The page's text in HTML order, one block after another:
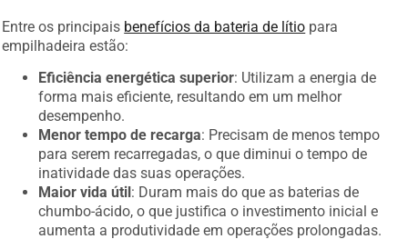
Entre os principais benefícios da bateria de lítio para
empilhadeira estão:
Eficiência energética superior: Utilizam a energia de
forma mais eficiente, resultando em um melhor
desempenho.
Menor tempo de recarga: Precisam de menos tempo
para serem recarregadas, o que diminui o tempo de
inatividade das suas operações.
Maior vida útil: Duram mais do que as baterias de
chumbo-ácido, o que justifica o investimento inicial e
aumenta a produtividade em operações prolongadas.